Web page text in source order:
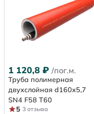
1 120,8 ₽ /пог.м.
Труба полимерная
двухслойная d160х5,7
SN4 F58 Т60
5 3 отзыва